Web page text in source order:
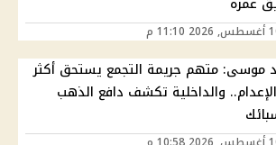
موسى: متهم جريمة التجمع يستحق أكثر
والداخلية تكشف دافع الذهب